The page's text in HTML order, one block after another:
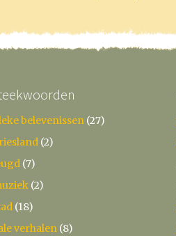
belevenissen (27)
(2)
(7)
(2)
(18)
verhalen (8)